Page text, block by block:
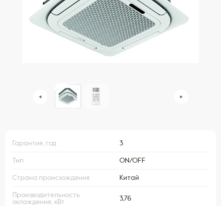
Гарантия, год 3
Тип ON/OFF
Страна происхождения Китай
Производительность
охлаждения, кВт
3,76